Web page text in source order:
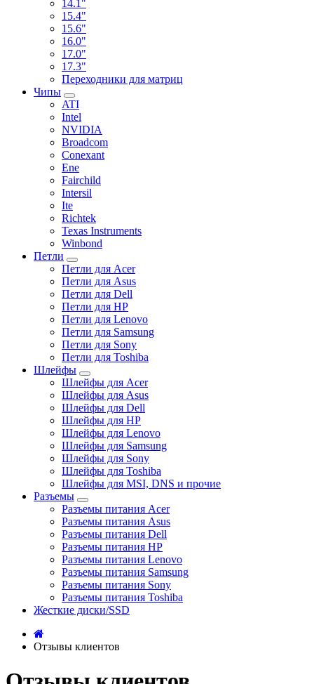
14.1"
15.4"
15.6"
16.0"
17.0"
17.3"
Переходники для матриц
Чипы
ATI
Intel
NVIDIA
Broadcom
Conexant
Ene
Fairchild
Intersil
Ite
Richtek
Texas Instruments
Winbond
Петли
Петли для Acer
Петли для Asus
Петли для Dell
Петли для HP
Петли для Lenovo
Петли для Samsung
Петли для Sony
Петли для Toshiba
Шлейфы
Шлейфы для Acer
Шлейфы для Asus
Шлейфы для Dell
Шлейфы для HP
Шлейфы для Lenovo
Шлейфы для Samsung
Шлейфы для Sony
Шлейфы для Toshiba
Шлейфы для MSI, DNS и прочие
Разъемы
Разъемы питания Acer
Разъемы питания Asus
Разъемы питания Dell
Разъемы питания HP
Разъемы питания Lenovo
Разъемы питания Samsung
Разъемы питания Sony
Разъемы питания Toshiba
Жесткие диски/SSD
Отзывы клиентов